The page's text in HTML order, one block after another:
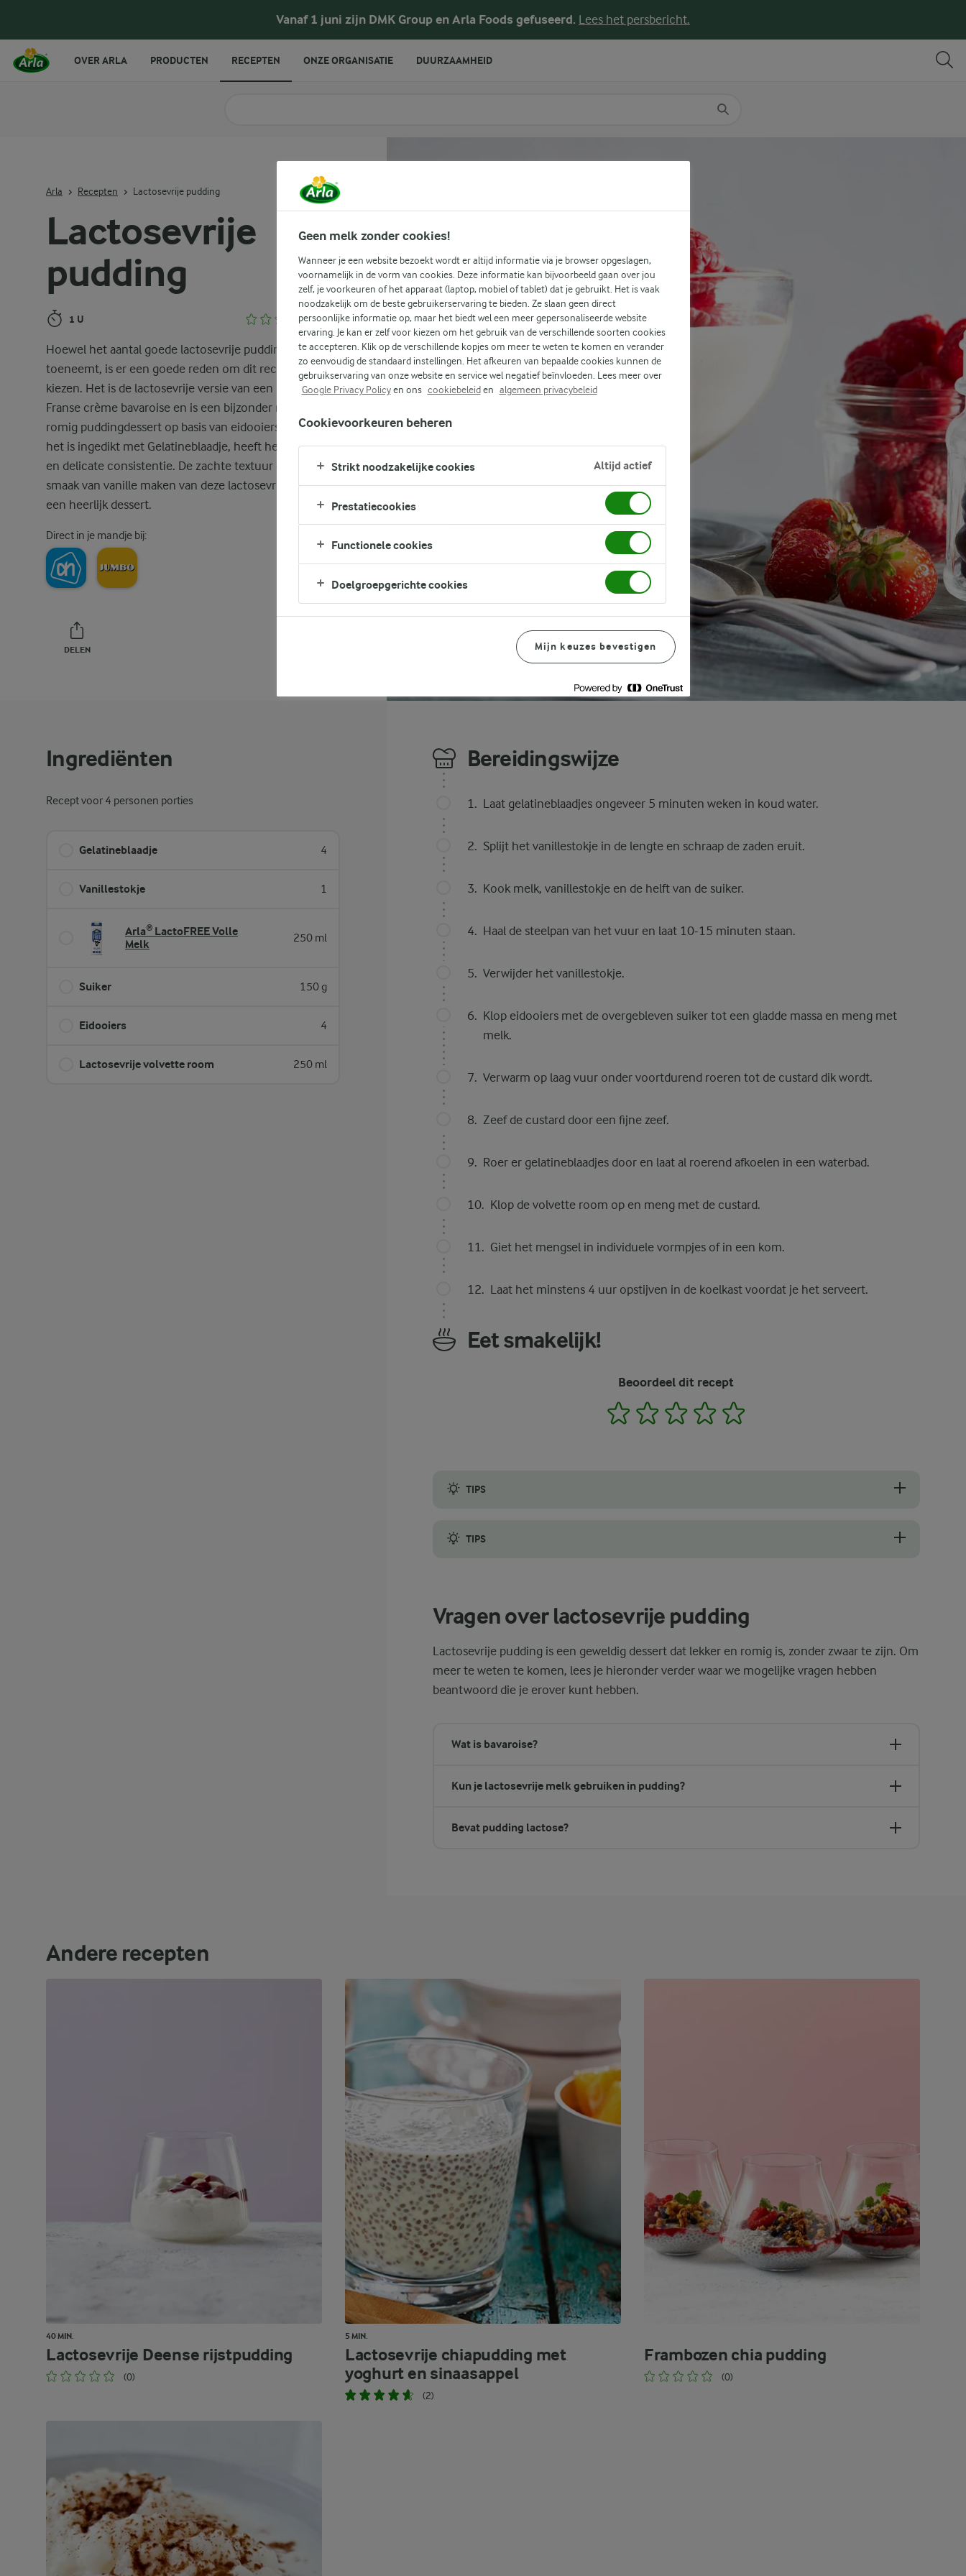
Vanaf 1 juni zijn DMK Group en Arla Foods gefuseerd. Lees het persbericht.
Lactosevrije
pudding
1 U (0)
Hoewel het aantal goede lactosevrije puddingrecepten
toeneemt, is er een goede reden om dit recept te
kiezen. Het is de lactosevrije versie van een klassieke
Franse crème bavaroise en is een bijzonder rijk en
romig puddingdessert op basis van eidooiers. Omdat
het is ingedikt met Gelatineblaadje, heeft het een lichte
en delicate consistentie. De zachte textuur en heerlijke
smaak van vanille maken van deze lactosevrije pudding
een heerlijk dessert.
Direct in je mandje bij:
DELEN
Arla Recepten Lactosevrije pudding
Ingrediënten
Recept voor 4 personen porties
Gelatineblaadje 4
Vanillestokje 1
Arla® LactoFREE Volle
Melk
250 ml
Suiker 150 g
Eidooiers 4
Lactosevrije volvette room 250 ml
Bereidingswijze
Laat gelatineblaadjes ongeveer 5 minuten weken in koud water.
Splijt het vanillestokje in de lengte en schraap de zaden eruit.
Kook melk, vanillestokje en de helft van de suiker.
Haal de steelpan van het vuur en laat 10-15 minuten staan.
Verwijder het vanillestokje.
Klop eidooiers met de overgebleven suiker tot een gladde massa en meng met
melk.
Verwarm op laag vuur onder voortdurend roeren tot de custard dik wordt.
Zeef de custard door een fijne zeef.
Roer er gelatineblaadjes door en laat al roerend afkoelen in een waterbad.
Klop de volvette room op en meng met de custard.
Giet het mengsel in individuele vormpjes of in een kom.
Laat het minstens 4 uur opstijven in de koelkast voordat je het serveert.
Eet smakelijk!
Beoordeel dit recept
1 2 3 4
TIPS
TIPS
Vragen over lactosevrije pudding
Lactosevrije pudding is een geweldig dessert dat lekker en romig is, zonder zwaar te zijn. Om
meer te weten te komen, lees je hieronder verder waar we mogelijke vragen hebben
beantwoord die je erover kunt hebben.
Wat is bavaroise?
Kun je lactosevrije melk gebruiken in pudding?
Bevat pudding lactose?
Andere recepten
40 MIN.
Lactosevrije Deense rijstpudding
(0)
5 MIN.
Lactosevrije chiapudding met
yoghurt en sinaasappel
(2)
Frambozen chia pudding
(0)
OVER ARLA PRODUCTEN RECEPTEN ONZE ORGANISATIE DUURZAAMHEID
Geen melk zonder cookies!
Wanneer je een website bezoekt wordt er altijd informatie via je browser opgeslagen,
voornamelijk in de vorm van cookies. Deze informatie kan bijvoorbeeld gaan over jou
zelf, je voorkeuren of het apparaat (laptop, mobiel of tablet) dat je gebruikt. Het is vaak
noodzakelijk om de beste gebruikerservaring te bieden. Ze slaan geen direct
persoonlijke informatie op, maar het biedt wel een meer gepersonaliseerde website
ervaring. Je kan er zelf voor kiezen om het gebruik van de verschillende soorten cookies
te accepteren. Klik op de verschillende kopjes om meer te weten te komen en verander
zo eenvoudig de standaard instellingen. Het afkeuren van bepaalde cookies kunnen de
gebruikservaring van onze website en service wel negatief beïnvloeden. Lees meer over
Google Privacy Policyen ons cookiebeleiden algemeen privacybeleid
Cookievoorkeuren beheren
Strikt noodzakelijke cookies Altijd actief
Prestatiecookies
Functionele cookies
Doelgroepgerichte cookies
Mijn keuzes bevestigen